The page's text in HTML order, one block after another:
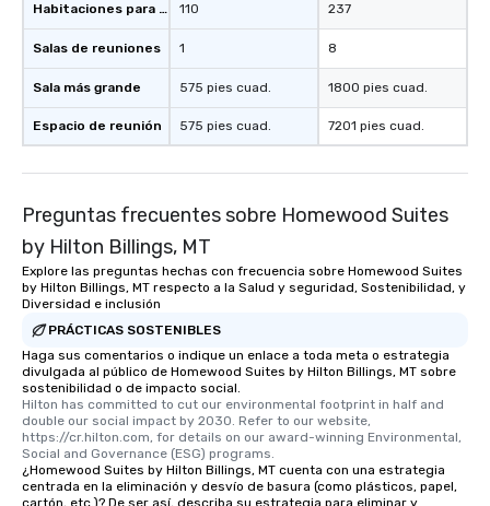
Habitaciones para huéspedes
Salas de reuniones
Sala más grande
Espacio de reunión
110
1
575 pies cuad.
575 pies cuad.
237
8
1800 pies cuad.
7201 pies cuad.
Preguntas frecuentes sobre Homewood Suites
by Hilton Billings, MT
Explore las preguntas hechas con frecuencia sobre Homewood Suites
by Hilton Billings, MT respecto a la Salud y seguridad, Sostenibilidad, y
Diversidad e inclusión
PRÁCTICAS SOSTENIBLES
Haga sus comentarios o indique un enlace a toda meta o estrategia
divulgada al público de Homewood Suites by Hilton Billings, MT sobre
sostenibilidad o de impacto social.
Hilton has committed to cut our environmental footprint in half and
double our social impact by 2030. Refer to our website,
https://cr.hilton.com, for details on our award-winning Environmental,
Social and Governance (ESG) programs.
¿Homewood Suites by Hilton Billings, MT cuenta con una estrategia
centrada en la eliminación y desvío de basura (como plásticos, papel,
cartón, etc.)? De ser así, describa su estrategia para eliminar y